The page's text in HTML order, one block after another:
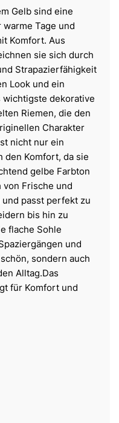
Gelb sind eine
Tage und
Komfort. Aus
sie sich durch
Strapazierfähigkeit
Look und ein
wichtigste dekorative
Riemen, die den
Charakter
nicht nur ein
den Komfort, da sie
gelbe Farbton
Frische und
passt perfekt zu
bis hin zu
flache Sohle
und
sondern auch
Alltag.Das
für Komfort und